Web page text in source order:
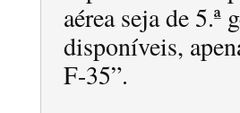
aérea seja de 5.ª
disponíveis,
F-35”.